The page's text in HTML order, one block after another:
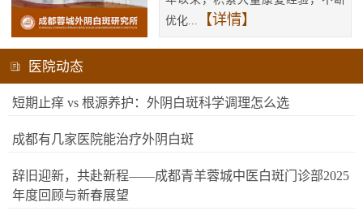
优化...
【详情】
医院动态
短期止痒 vs 根源养护：外阴白斑科学调理怎么选
成都有几家医院能治疗外阴白斑
辞旧迎新，共赴新程——成都青羊蓉城中医白斑门诊部2025
年度回顾与新春展望